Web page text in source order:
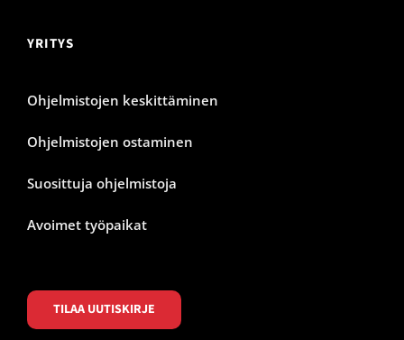
YRITYS
Ohjelmistojen keskittäminen
Ohjelmistojen ostaminen
Suosittuja ohjelmistoja
Avoimet työpaikat
TILAA UUTISKIRJE